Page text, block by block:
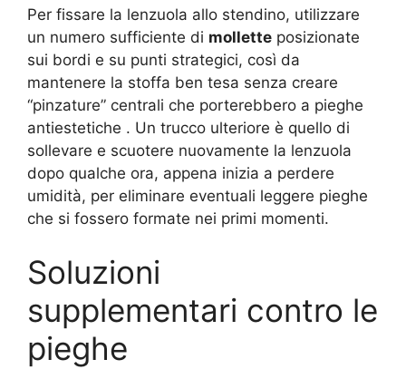
Per fissare la lenzuola allo stendino, utilizzare
un numero sufficiente di mollette posizionate
sui bordi e su punti strategici, così da
mantenere la stoffa ben tesa senza creare
“pinzature” centrali che porterebbero a pieghe
antiestetiche . Un trucco ulteriore è quello di
sollevare e scuotere nuovamente la lenzuola
dopo qualche ora, appena inizia a perdere
umidità, per eliminare eventuali leggere pieghe
che si fossero formate nei primi momenti.
Soluzioni
supplementari contro le
pieghe